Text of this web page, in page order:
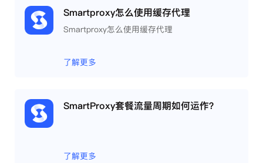
Smartproxy怎么使用缓存代理
Smartproxy怎么使用缓存代理
了解更多
SmartProxy套餐流量周期如何运作？
了解更多